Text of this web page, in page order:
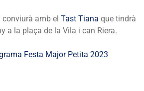
amb el Tast Tiana que tindrà
a la plaça de la Vila i can Riera.
Festa Major Petita 2023